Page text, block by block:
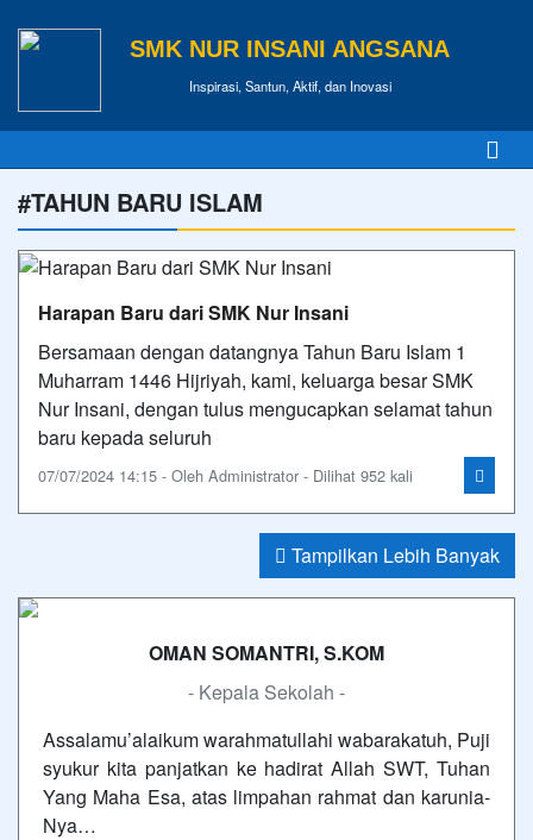
SMK NUR INSANI ANGSANA
Inspirasi, Santun, Aktif, dan Inovasi
#TAHUN BARU ISLAM
Harapan Baru dari SMK Nur Insani
Bersamaan dengan datangnya Tahun Baru Islam 1
Muharram 1446 Hijriyah, kami, keluarga besar SMK
Nur Insani, dengan tulus mengucapkan selamat tahun
baru kepada seluruh
07/07/2024 14:15 - Oleh Administrator - Dilihat 952 kali
Tampilkan Lebih Banyak
OMAN SOMANTRI, S.KOM
- Kepala Sekolah -
Assalamu’alaikum warahmatullahi wabarakatuh, Puji
syukur kita panjatkan ke hadirat Allah SWT, Tuhan
Yang Maha Esa, atas limpahan rahmat dan karunia-
Nya…